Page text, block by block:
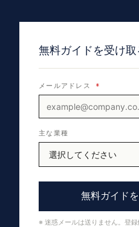
無料ガイドを受け取
メールアドレス *
主な業種
無料ガイド
※ 迷惑メールは送りません。登